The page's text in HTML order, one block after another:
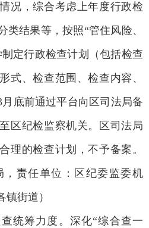
况，综合考虑上年度行政检
类结果等，按照“管住风险、
定行政检查计划（包括检查
式、检查范围、检查内容、
底前通过平台向区司法局备
区纪检监察机关。区司法局
理的检查计划，不予备案。
，责任单位：区纪委监委机
街道）
查统筹力度。深化“综合查一